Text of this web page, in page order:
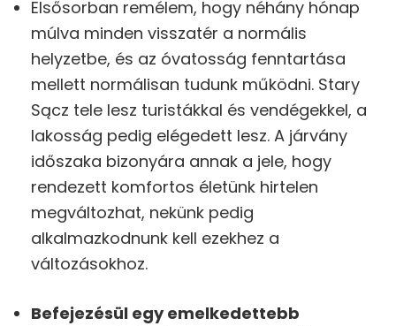
Elsősorban remélem, hogy néhány hónap
múlva minden visszatér a normális
helyzetbe, és az óvatosság fenntartása
mellett normálisan tudunk működni. Stary
Sącz tele lesz turistákkal és vendégekkel, a
lakosság pedig elégedett lesz. A járvány
időszaka bizonyára annak a jele, hogy
rendezett komfortos életünk hirtelen
megváltozhat, nekünk pedig
alkalmazkodnunk kell ezekhez a
változásokhoz.
Befejezésül egy emelkedettebb